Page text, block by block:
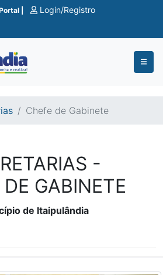
| Login/Registro
Chefe de Gabinete
-
GABINETE
de Itaipulândia